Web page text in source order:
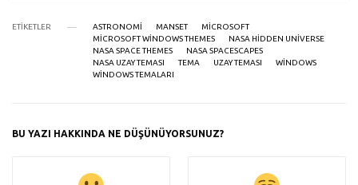
ETIKETLER ASTRONOMI MANSET
MICROSOFT
MICROSOFT WINDOWS THEMES
NASA HIDDEN UNIVERSE
NASA SPACE THEMES
NASA SPACESCAPES
NASA UZAY TEMASI
TEMA UZAY TEMASI
WINDOWS
WINDOWS TEMALARI
BU YAZI HAKKINDA NE DÜŞÜNÜYORSUNUZ?